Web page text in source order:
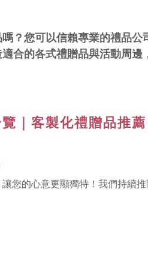
？您可以信賴專業的禮品
合的各式禮贈品與活動周邊
｜客製化禮贈品推薦
您的心意更顯獨特！我們持續